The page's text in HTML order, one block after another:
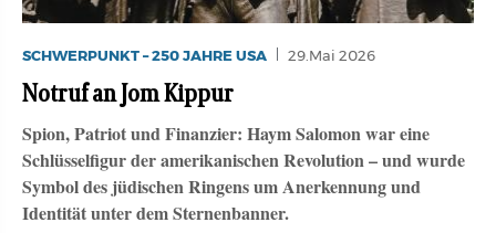
SCHWERPUNKT – 250 JAHRE USA 29.Mai 2026
Notruf an Jom Kippur
Spion, Patriot und Finanzier: Haym Salomon war eine
Schlüsselfigur der amerikanischen Revolution – und wurde
Symbol des jüdischen Ringens um Anerkennung und
Identität unter dem Sternenbanner.